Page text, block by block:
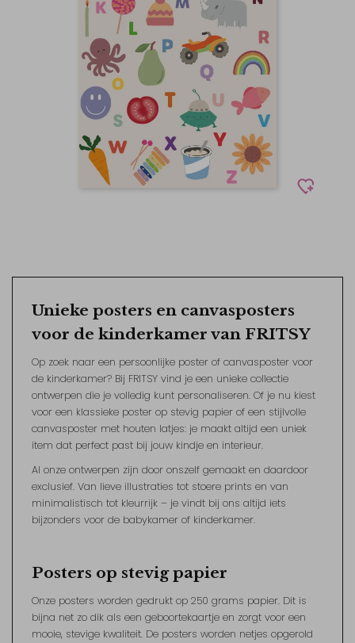
Unieke posters en canvasposters
voor de kinderkamer van FRITSY
Op zoek naar een persoonlijke poster of canvasposter voor
de kinderkamer? Bij FRITSY vind je een unieke collectie
ontwerpen die je volledig kunt personaliseren. Of je nu kiest
voor een klassieke poster op stevig papier of een stijlvolle
canvasposter met houten latjes: je maakt altijd een uniek
item dat perfect past bij jouw kindje en interieur.
Al onze ontwerpen zijn door onszelf gemaakt en daardoor
exclusief. Van lieve illustraties tot stoere prints en van
minimalistisch tot kleurrijk – je vindt bij ons altijd iets
bijzonders voor de babykamer of kinderkamer.
Posters op stevig papier
Onze posters worden gedrukt op 250 grams papier. Dit is
bijna net zo dik als een geboortekaartje en zorgt voor een
mooie, stevige kwaliteit. De posters worden netjes opgerold